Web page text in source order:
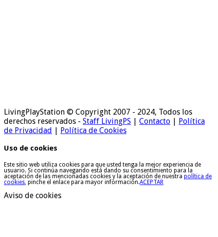
LivingPlayStation © Copyright 2007 - 2024, Todos los
derechos reservados - Staff LivingPS | Contacto | Política
de Privacidad | Política de Cookies
Uso de cookies
Este sitio web utiliza cookies para que usted tenga la mejor experiencia de
usuario. Si continúa navegando está dando su consentimiento para la
aceptación de las mencionadas cookies y la aceptación de nuestra política de
cookies , pinche el enlace para mayor información.ACEPTAR
Aviso de cookies